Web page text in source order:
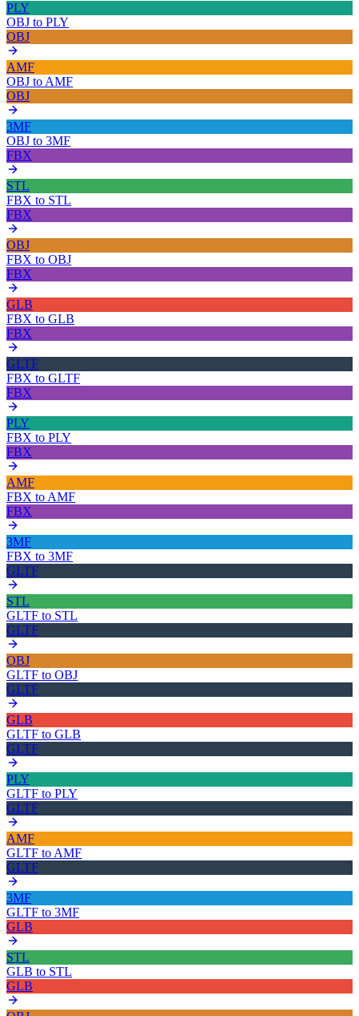
PLY
OBJ to PLY
OBJ
AMF
OBJ to AMF
OBJ
3MF
OBJ to 3MF
FBX
STL
FBX to STL
FBX
OBJ
FBX to OBJ
FBX
GLB
FBX to GLB
FBX
GLTF
FBX to GLTF
FBX
PLY
FBX to PLY
FBX
AMF
FBX to AMF
FBX
3MF
FBX to 3MF
GLTF
STL
GLTF to STL
GLTF
OBJ
GLTF to OBJ
GLTF
GLB
GLTF to GLB
GLTF
PLY
GLTF to PLY
GLTF
AMF
GLTF to AMF
GLTF
3MF
GLTF to 3MF
GLB
STL
GLB to STL
GLB